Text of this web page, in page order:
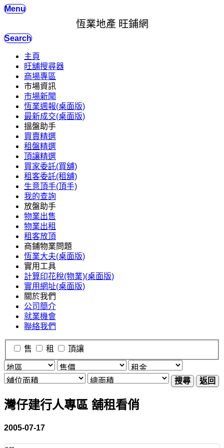
Menu
恆業地產 旺鋪網
Search
主頁
旺舖搜尋器
商場專區
市場資訊
市場新聞
恆業週報(桌面版)
最新成交(桌面版)
搵盤助手
買賣精選
租盤精選
頂讓精選
買家委託(買舖)
租客委託(租舖)
生意頂手(頂手)
我的查詢
放盤助手
物業出售
物業出租
租客放頂
商鋪物業問題
恆業大夫(桌面版)
實用工具
計算印花稅(物業)(桌面版)
實用網址(桌面版)
關於我們
公司簡介
就業機會
聯絡我們
售 租 頂讓
搜尋 返回
灣仔建行人專區 舖租看俏
2005-07-17